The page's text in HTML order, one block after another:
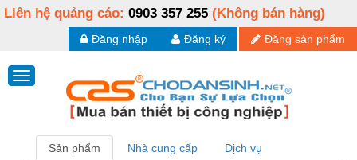
Liên hệ quảng cáo: 0903 357 255 (Không bán hàng)
Đăng sản phẩm
Đăng ký
Đăng nhập
Sản phẩm Nhà cung cấp Dịch vụ